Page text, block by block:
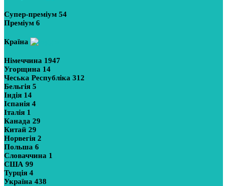
Супер-преміум 54
Преміум 6
Країна
Німеччина 1947
Угорщина 14
Чеська Республіка 312
Бельгія 5
Індія 14
Іспанія 4
Італія 1
Канада 29
Китай 29
Норвегія 2
Польша 6
Словаччина 1
США 99
Турція 4
Україна 438